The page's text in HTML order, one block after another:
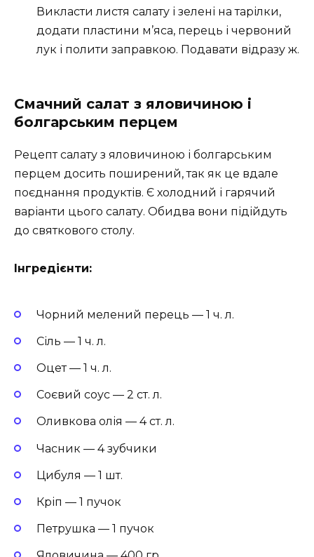
Викласти листя салату і зелені на тарілки,
додати пластини м’яса, перець і червоний
лук і полити заправкою. Подавати відразу ж.
Смачний салат з яловичиною і
болгарським перцем
Рецепт салату з яловичиною і болгарським
перцем досить поширений, так як це вдале
поєднання продуктів. Є холодний і гарячий
варіанти цього салату. Обидва вони підійдуть
до святкового столу.
Інгредієнти:
Чорний мелений перець — 1 ч. л.
Сіль — 1 ч. л.
Оцет — 1 ч. л.
Соєвий соус — 2 ст. л.
Оливкова олія — 4 ст. л.
Часник — 4 зубчики
Цибуля — 1 шт.
Кріп — 1 пучок
Петрушка — 1 пучок